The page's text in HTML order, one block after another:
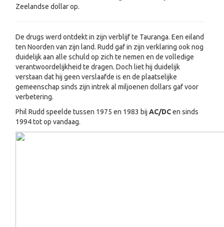
Zeelandse dollar op.
De drugs werd ontdekt in zijn verblijf te Tauranga. Een eiland
ten Noorden van zijn land. Rudd gaf in zijn verklaring ook nog
duidelijk aan alle schuld op zich te nemen en de volledige
verantwoordelijkheid te dragen. Doch liet hij duidelijk
verstaan dat hij geen verslaafde is en de plaatselijke
gemeenschap sinds zijn intrek al miljoenen dollars gaf voor
verbetering.
Phil Rudd speelde tussen 1975 en 1983 bij AC/DCen sinds
1994 tot op vandaag.